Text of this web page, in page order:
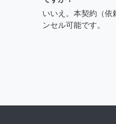
いいえ。本契約（依
ンセル可能です。